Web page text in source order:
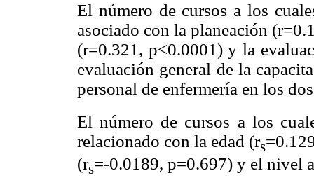
El número de cursos a los
asociado con la planeación
(r=0.321, p<0.0001) y la
evaluación general de la
personal de enfermería en los
El número de cursos a los
relacionado con la edad (rs
(rs=-0.0189, p=0.697) y el nivel